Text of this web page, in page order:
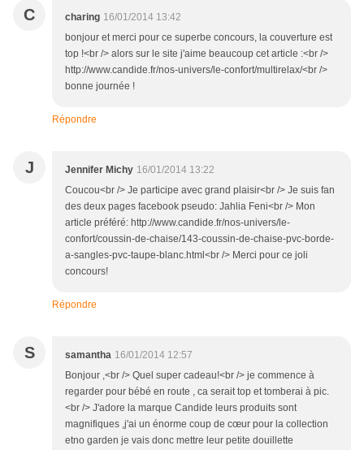
C charing 16/01/2014 13:42
bonjour et merci pour ce superbe concours, la couverture est
top !<br /> alors sur le site j'aime beaucoup cet article :<br />
http://www.candide.fr/nos-univers/le-confort/multirelax/<br />
bonne journée !
Répondre
J Jennifer Michy 16/01/2014 13:22
Coucou<br /> Je participe avec grand plaisir<br /> Je suis fan
des deux pages facebook pseudo: Jahlia Feni<br /> Mon
article préféré: http://www.candide.fr/nos-univers/le-
confort/coussin-de-chaise/143-coussin-de-chaise-pvc-borde-
a-sangles-pvc-taupe-blanc.html<br /> Merci pour ce joli
concours!
Répondre
S samantha 16/01/2014 12:57
Bonjour ,<br /> Quel super cadeau!<br /> je commence à
regarder pour bébé en route , ca serait top et tomberai à pic.
<br /> J'adore la marque Candide leurs produits sont
magnifiques ,j'ai un énorme coup de cœur pour la collection
etno garden je vais donc mettre leur petite douillette